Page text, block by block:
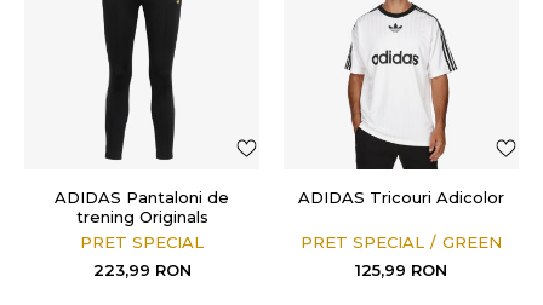
ADIDAS Pantaloni de
trening Originals
PRET SPECIAL
223,99 RON
ADIDAS Tricouri Adicolor
PRET SPECIAL
GREEN
125,99 RON